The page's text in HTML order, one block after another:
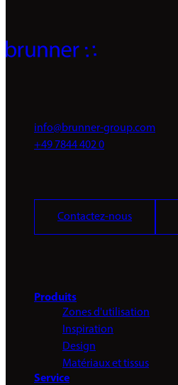
info@brunner-group.com
+49 7844 402 0
Contactez-nous
Produits
Zones d'utilisation
Inspiration
Design
Matériaux et tissus
Service